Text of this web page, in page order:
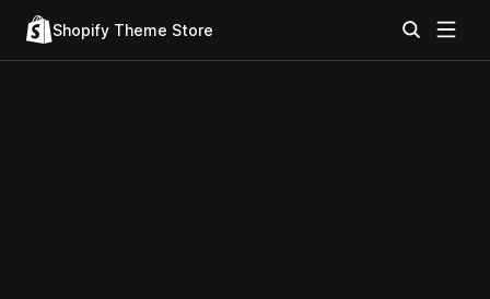
Shopify Theme Store